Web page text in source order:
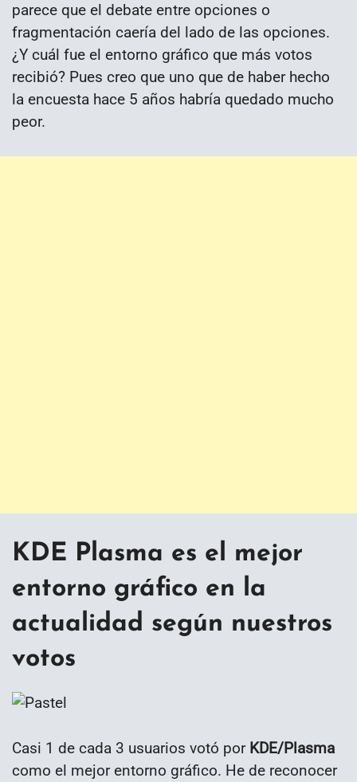
parece que el debate entre opciones o
fragmentación caería del lado de las opciones.
¿Y cuál fue el entorno gráfico que más votos
recibió? Pues creo que uno que de haber hecho
la encuesta hace 5 años habría quedado mucho
peor.
KDE Plasma es el mejor
entorno gráfico en la
actualidad según nuestros
votos
Casi 1 de cada 3 usuarios votó por KDE/Plasma
como el mejor entorno gráfico. He de reconocer